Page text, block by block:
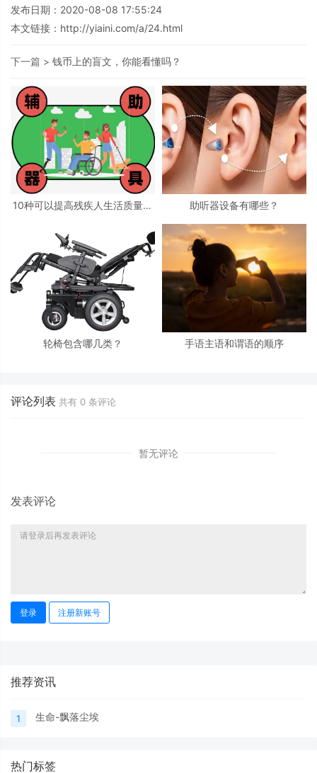
发布日期：2020-08-08 17:55:24
本文链接： http://yiaini.com/a/24.html
下一篇 > 钱币上的盲文，你能看懂吗？
10种可以提高残疾人生活质量的
助听器设备有哪些？
轮椅包含哪几类？ 手语主语和谓语的顺序
评论列表 共有 0 条评论
暂无评论
发表评论
登录 注册新账号
推荐资讯
1 生命-飘落尘埃
热门标签